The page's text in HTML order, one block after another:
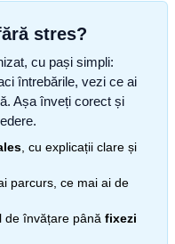
stres?
cu pași simpli:
întrebările, vezi ce ai
Așa înveți corect și
, cu explicații clare și
parcurs, ce mai ai de
de învățare până fixezi